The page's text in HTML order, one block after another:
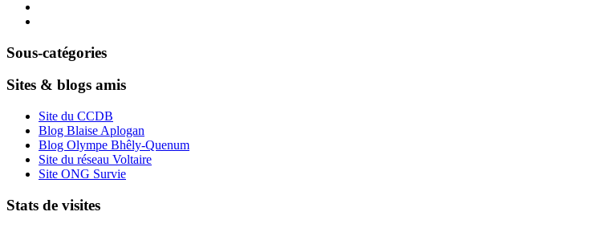
Sous-catégories
Sites & blogs amis
Site du CCDB
Blog Blaise Aplogan
Blog Olympe Bhêly-Quenum
Site du réseau Voltaire
Site ONG Survie
Stats de visites